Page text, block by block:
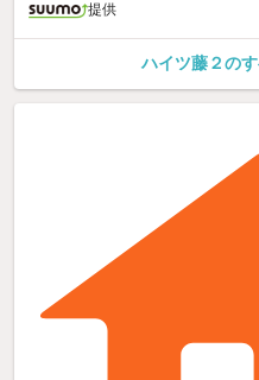
提供
ハイツ藤２の